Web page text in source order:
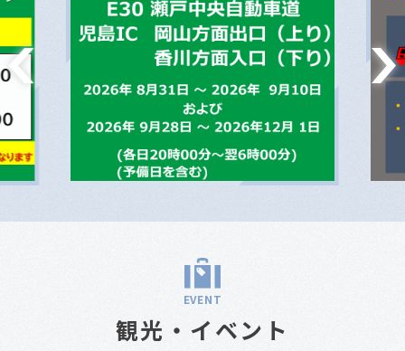
EVENT
観光・イベント